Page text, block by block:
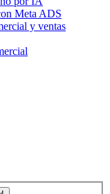
Meta ADS
y ventas